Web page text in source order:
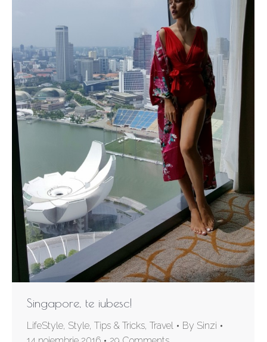
Singapore, te iubesc!
LifeStyle, Style, Tips & Tricks, Travel By Sinzi